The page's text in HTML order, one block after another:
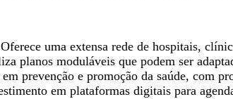
uma extensa rede de hospitais,
planos moduláveis que podem ser
prevenção e promoção da saúde, com
em plataformas digitais para